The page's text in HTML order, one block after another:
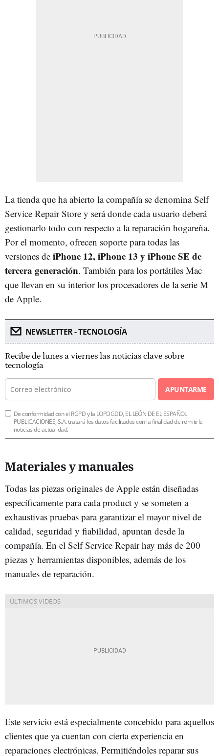
La tienda que ha abierto la compañía se denomina Self
Service Repair Store y será donde cada usuario deberá
gestionarlo todo con respecto a la reparación hogareña.
Por el momento, ofrecen soporte para todas las
versiones de iPhone 12, iPhone 13 y iPhone SE de
tercera generación. También para los portátiles Mac
que llevan en su interior los procesadores de la serie M
de Apple.
NEWSLETTER - TECNOLOGÍA
Recibe de lunes a viernes las noticias clave sobre
tecnología
APUNTARME
De conformidad con el RGPD y la LOPDGDD, EL LEÓN DE EL ESPAÑOL
PUBLICACIONES, S.A. tratará los datos facilitados con la finalidad de remitirle
noticias de actualidad.
Materiales y manuales
Todas las piezas originales de Apple están diseñadas
específicamente para cada product y se someten a
exhaustivas pruebas para garantizar el mayor nivel de
calidad, seguridad y fiabilidad, apuntan desde la
compañía. En el Self Service Repair hay más de 200
piezas y herramientas disponibles, además de los
manuales de reparación.
Este servicio está especialmente concebido para aquellos
clientes que ya cuentan con cierta experiencia en
reparaciones electrónicas. Permitiéndoles reparar sus